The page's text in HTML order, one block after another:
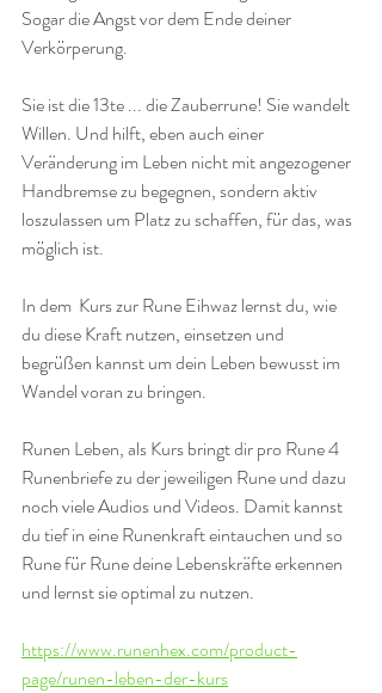
Sogar die Angst vor dem Ende deiner
Verkörperung.
Sie ist die 13te ... die Zauberrune! Sie wandelt
Willen. Und hilft, eben auch einer
Veränderung im Leben nicht mit angezogener
Handbremse zu begegnen, sondern aktiv
loszulassen um Platz zu schaffen, für das, was
möglich ist.
In dem  Kurs zur Rune Eihwaz lernst du, wie
du diese Kraft nutzen, einsetzen und
begrüßen kannst um dein Leben bewusst im
Wandel voran zu bringen.
Runen Leben, als Kurs bringt dir pro Rune 4
Runenbriefe zu der jeweiligen Rune und dazu
noch viele Audios und Videos. Damit kannst
du tief in eine Runenkraft eintauchen und so
Rune für Rune deine Lebenskräfte erkennen
und lernst sie optimal zu nutzen.
https://www.runenhex.com/product-
page/runen-leben-der-kurs